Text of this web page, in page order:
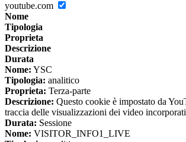
youtube.com
Nome
Tipologia
Proprieta
Descrizione
Durata
Nome: YSC
Tipologia: analitico
Proprieta: Terza-parte
Descrizione: Questo cookie è impostato da
traccia delle visualizzazioni dei video
Durata: Sessione
Nome: VISITOR_INFO1_LIVE